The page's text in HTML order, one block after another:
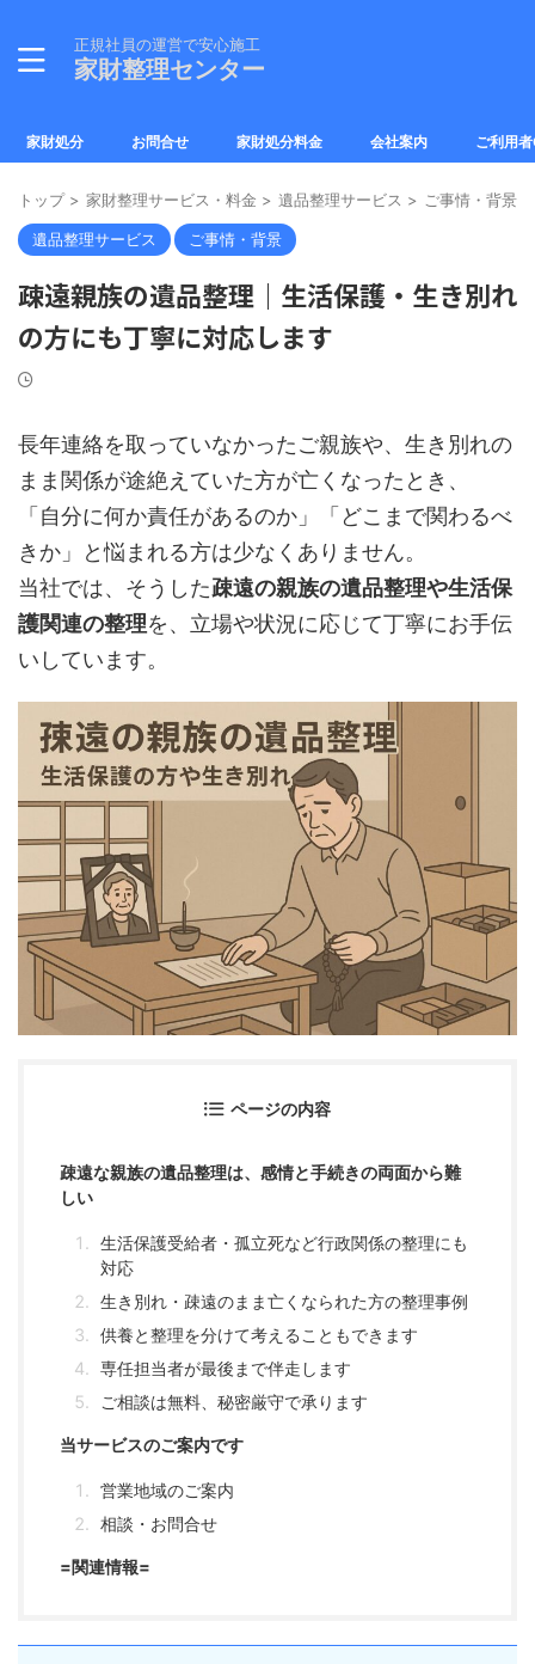
正規社員の運営で安心施工
家財整理センター
家財処分 お問合せ 家財処分料金 会社案内 ご利用
トップ > 家財整理サービス・料金 > 遺品整理サービス > ご事情・背景
遺品整理サービス ご事情・背景
疎遠親族の遺品整理｜生活保護・生き別れ
の方にも丁寧に対応します
長年連絡を取っていなかったご親族や、生き別れの
まま関係が途絶えていた方が亡くなったとき、
「自分に何か責任があるのか」「どこまで関わるべ
きか」と悩まれる方は少なくありません。
当社では、そうした疎遠の親族の遺品整理や生活保
護関連の整理を、立場や状況に応じて丁寧にお手伝
いしています。
ページの内容
疎遠な親族の遺品整理は、感情と手続きの両面から難
しい
生活保護受給者・孤立死など行政関係の整理にも
対応
生き別れ・疎遠のまま亡くなられた方の整理事例
供養と整理を分けて考えることもできます
専任担当者が最後まで伴走します
ご相談は無料、秘密厳守で承ります
当サービスのご案内です
営業地域のご案内
相談・お問合せ
=関連情報=